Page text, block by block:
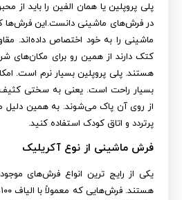
پلی پروپلین یا همان الفین را باید از
ماشینی را به خود اختصاص داده‌اند.
کتک دارند از همین رو برای مکان‌های
هستند. پلی پروپلین بسیار نرم است.
بسیار راحت است. یعنی به سختی
از روی آن پاک می‌شوند. به همین دلیل
پرتردد و اتاق کودک استفاده کنید.
فرش ماشینی از نوع آکریلیک
یکی از رایج ترین انواع فرش‌های